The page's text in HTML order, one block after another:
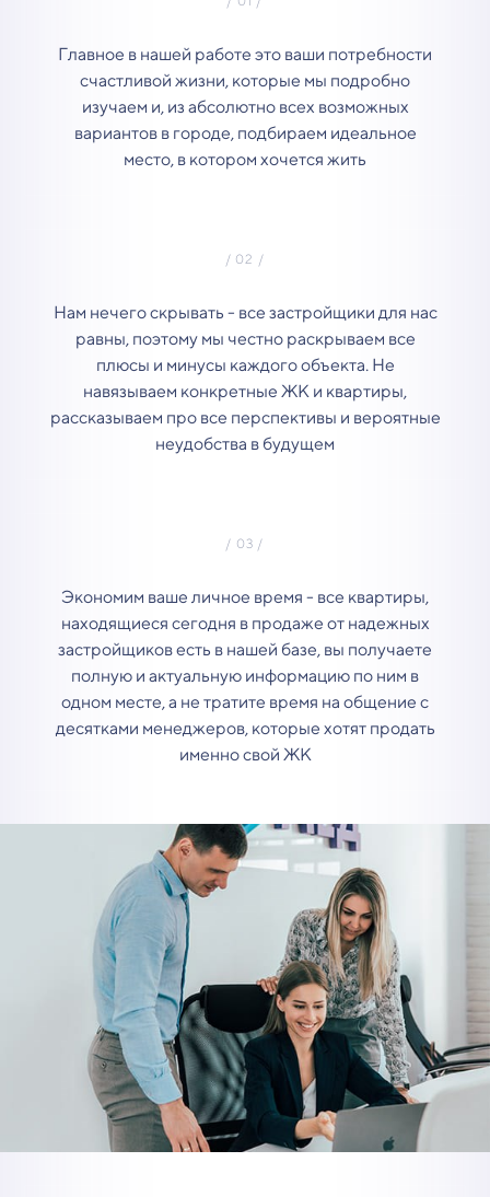
Главное в нашей работе это ваши потребности
счастливой жизни, которые мы подробно
изучаем и, из абсолютно всех возможных
вариантов в городе, подбираем идеальное
место, в котором хочется жить
Нам нечего скрывать - все застройщики для нас
равны, поэтому мы честно раскрываем все
плюсы и минусы каждого объекта. Не
навязываем конкретные ЖК и квартиры,
рассказываем про все перспективы и вероятные
неудобства в будущем
Экономим ваше личное время - все квартиры,
находящиеся сегодня в продаже от надежных
застройщиков есть в нашей базе, вы получаете
полную и актуальную информацию по ним в
одном месте, а не тратите время на общение с
десятками менеджеров, которые хотят продать
именно свой ЖК